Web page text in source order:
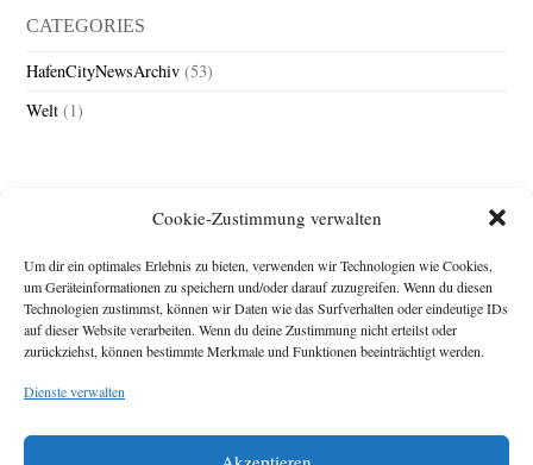
Cookie-Zustimmung verwalten
Um dir ein optimales Erlebnis zu bieten, verwenden wir Technologien wie Cookies,
um Geräteinformationen zu speichern und/oder darauf zuzugreifen. Wenn du diesen
Technologien zustimmst, können wir Daten wie das Surfverhalten oder eindeutige IDs
auf dieser Website verarbeiten. Wenn du deine Zustimmung nicht erteilst oder
zurückziehst, können bestimmte Merkmale und Funktionen beeinträchtigt werden.
Dienste verwalten
CATEGORIES
HafenCityNewsArchiv (53)
Welt (1)
Impressum
Michael Baden,
Diese Webseite stellt